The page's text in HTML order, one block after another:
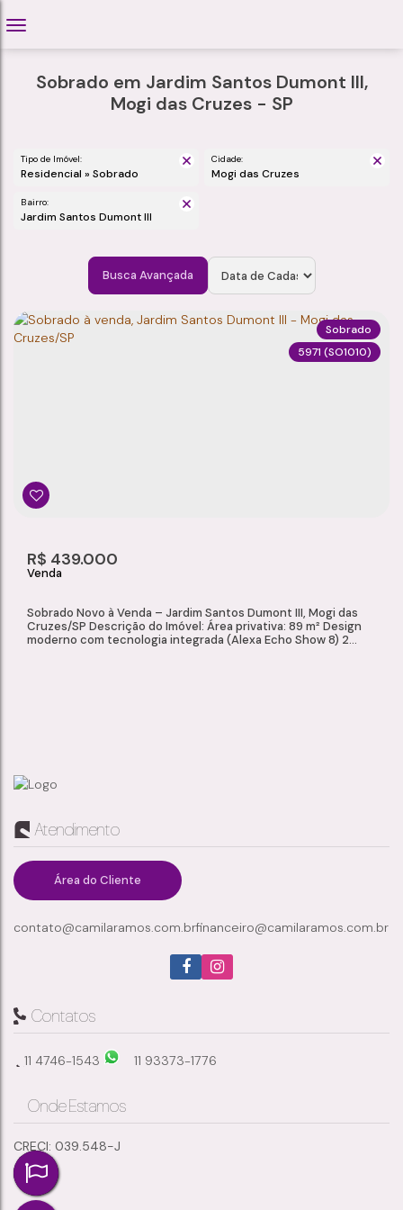
Sobrado em Jardim Santos Dumont III,
Mogi das Cruzes - SP
Tipo de Imóvel:
Residencial » Sobrado
Cidade:
Mogi das Cruzes
Bairro:
Jardim Santos Dumont III
Busca Avançada
5971 (SO1010)
Sobrado
R$ 439.000
Jardim Santos Dumont III,Mogi das Cruzes,São Paulo,Brasil
2 2 89m² 1
Sobrado Novo à Venda – Jardim Santos Dumont III, Mogi das
Cruzes/SP Descrição do Imóvel: Área privativa: 89 m² Design
moderno com tecnologia integrada (Alexa Echo Show 8) 2
Atendimento
Área do Cliente
contato@camilaramos.com.brfinanceiro@camilaramos.com.br
Contatos
11 4746-1543 11 93373-1776
Onde Estamos
CRECI: 039.548-J